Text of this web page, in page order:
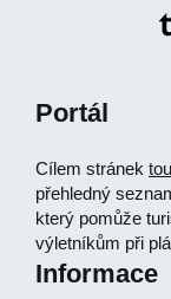
Portál
Cílem stránek
přehledný
který pomůže
výletníkům při
Informace